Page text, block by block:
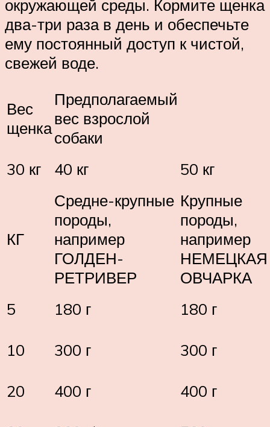
окружающей среды. Кормите щенка
два-три раза в день и обеспечьте
ему постоянный доступ к чистой,
свежей воде.
Вес
щенка
Предполагаемый
вес взрослой
собаки
30 кг
40 кг 50 кг
КГ
Средне-крупные
породы,
например
ГОЛДЕН-
РЕТРИВЕР
Крупные
породы,
например
НЕМЕЦКАЯ
ОВЧАРКА
5
180 г 180 г
10 300 г 300 г
20 400 г 400 г